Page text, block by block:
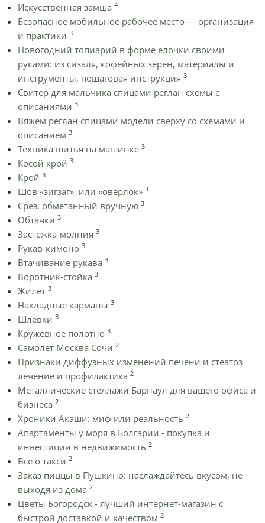
Искусственная замша 4
Безопасное мобильное рабочее место — организация
и практики 3
Новогодний топиарий в форме елочки своими
руками: из сизаля, кофейных зерен, материалы и
инструменты, пошаговая инструкция 3
Cвитер для мальчика спицами реглан схемы с
описаниями 3
Вяжем реглан спицами модели сверху со схемами и
описанием 3
Техника шитья на машинке 3
Косой крой 3
Крой 3
Шов «зигзаг», или «оверлок» 3
Срез, обметанный вручную 3
Обтачки 3
Застежка-молния 3
Рукав-кимоно 3
Втачивание рукава 3
Воротник-стойка 3
Жилет 3
Накладные карманы 3
Шлевки 3
Кружевное полотно 3
Самолет Москва Сочи 2
Признаки диффузных изменений печени и стеатоз
лечение и профилактика 2
Металлические стеллажи Барнаул для вашего офиса и
бизнеса 2
Хроники Акаши: миф или реальность 2
Апартаменты у моря в Болгарии - покупка и
инвестиции в недвижимость 2
Всё о такси 2
Заказ пиццы в Пушкино: наслаждайтесь вкусом, не
выходя из дома 2
Цветы Богородск - лучший интернет-магазин с
быстрой доставкой и качеством 2